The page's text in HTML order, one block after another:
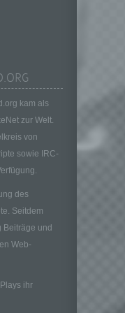
kam als
zur Welt.
von
sowie IRC-
des
Seitdem
Beiträge und
Web-
ihr
Daten
spezifischen
werden
gewährleisten,
Daten nicht
werden.
Verarbeitung
oder
Einrichtung
oder
die Zwecke
von
dieser
oder